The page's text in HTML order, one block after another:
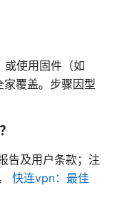
或使用固件（如
覆盖。步骤因型
告及用户条款；注
快连vpn：最佳